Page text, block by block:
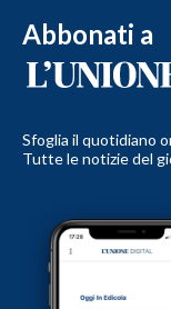
Abbonati a
Sfoglia il quotidiano
Tutte le notizie del